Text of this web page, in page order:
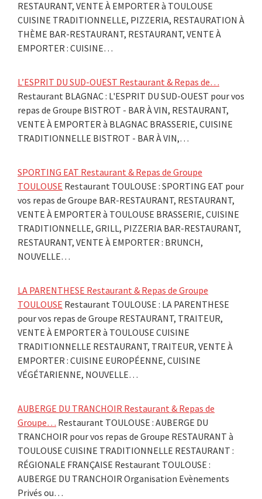
RESTAURANT, VENTE À EMPORTER à TOULOUSE
CUISINE TRADITIONNELLE, PIZZERIA, RESTAURATION À
THÈME BAR-RESTAURANT, RESTAURANT, VENTE À
EMPORTER : CUISINE…
L’ESPRIT DU SUD-OUEST Restaurant & Repas de…
Restaurant BLAGNAC : L'ESPRIT DU SUD-OUEST pour vos
repas de Groupe BISTROT - BAR À VIN, RESTAURANT,
VENTE À EMPORTER à BLAGNAC BRASSERIE, CUISINE
TRADITIONNELLE BISTROT - BAR À VIN,…
SPORTING EAT Restaurant & Repas de Groupe
TOULOUSE Restaurant TOULOUSE : SPORTING EAT pour
vos repas de Groupe BAR-RESTAURANT, RESTAURANT,
VENTE À EMPORTER à TOULOUSE BRASSERIE, CUISINE
TRADITIONNELLE, GRILL, PIZZERIA BAR-RESTAURANT,
RESTAURANT, VENTE À EMPORTER : BRUNCH,
NOUVELLE…
LA PARENTHESE Restaurant & Repas de Groupe
TOULOUSE Restaurant TOULOUSE : LA PARENTHESE
pour vos repas de Groupe RESTAURANT, TRAITEUR,
VENTE À EMPORTER à TOULOUSE CUISINE
TRADITIONNELLE RESTAURANT, TRAITEUR, VENTE À
EMPORTER : CUISINE EUROPÉENNE, CUISINE
VÉGÉTARIENNE, NOUVELLE…
AUBERGE DU TRANCHOIR Restaurant & Repas de
Groupe… Restaurant TOULOUSE : AUBERGE DU
TRANCHOIR pour vos repas de Groupe RESTAURANT à
TOULOUSE CUISINE TRADITIONNELLE RESTAURANT :
RÉGIONALE FRANÇAISE Restaurant TOULOUSE :
AUBERGE DU TRANCHOIR Organisation Evènements
Privés ou…